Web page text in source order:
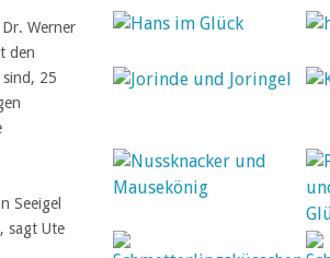
Werner
den
25
Seeigel
sagt Ute